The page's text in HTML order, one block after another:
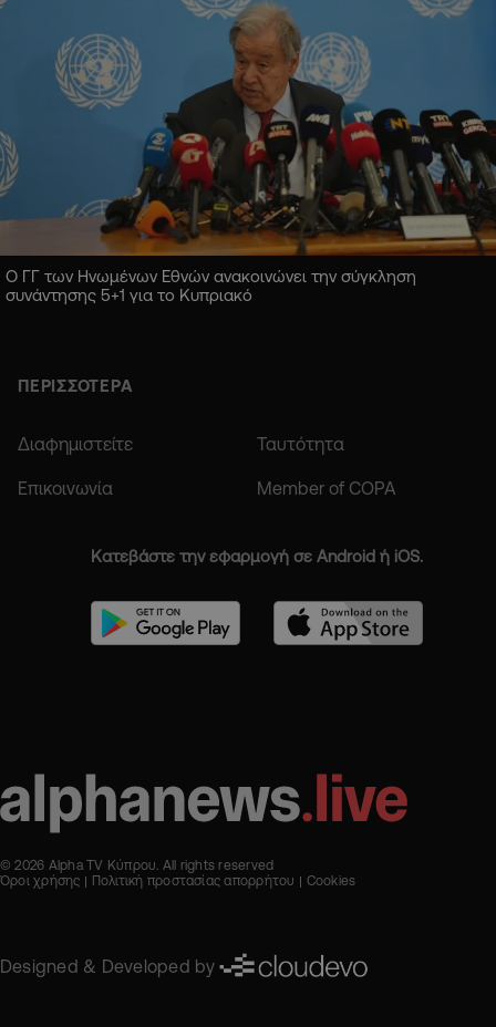
Ο ΓΓ των Ηνωμένων Εθνών ανακοινώνει την σύγκληση
συνάντησης 5+1 για το Κυπριακό
ΠΕΡΙΣΣΟΤΕΡΑ
Διαφημιστείτε Ταυτότητα
Επικοινωνία Member of COPA
Κατεβάστε την εφαρμογή σε Android ή iOS.
© 2026 Alpha TV Κύπρου. All rights reserved
Όροι χρήσης
Πολιτική προστασίας απορρήτου Cookies
Designed & Developed by